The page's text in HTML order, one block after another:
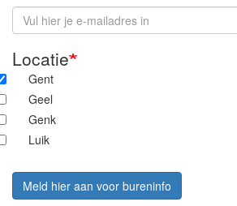
E-
mailadres
Locatie
Gent
Geel
Genk
Luik
Meld hier aan voor bureninfo